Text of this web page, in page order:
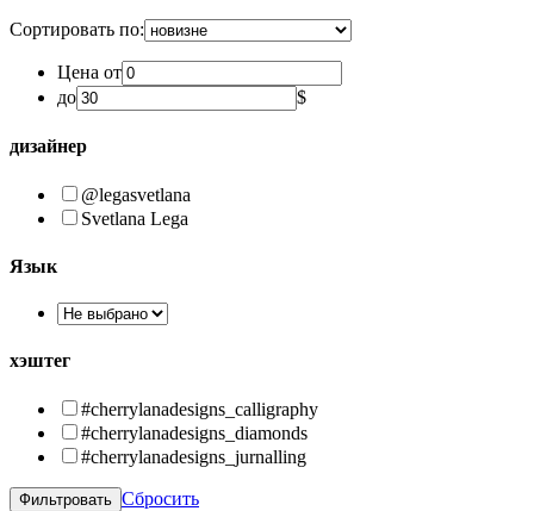
Сортировать по:
Цена от
до
$
дизайнер
@legasvetlana
Svetlana Lega
Язык
хэштег
#cherrylanadesigns_calligraphy
#cherrylanadesigns_diamonds
#cherrylanadesigns_jurnalling
Сбросить